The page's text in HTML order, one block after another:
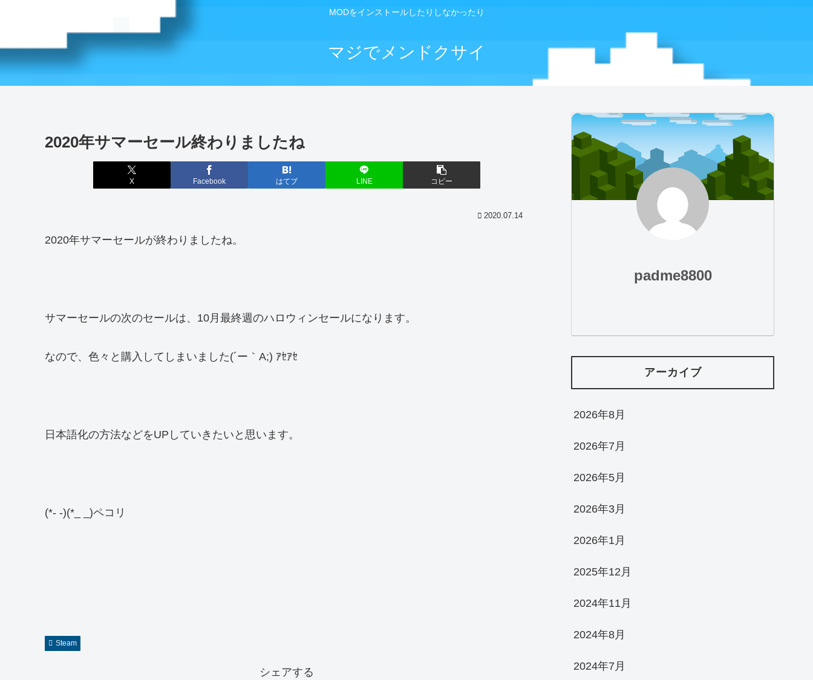
MODをインストールしたりしなかったり
マジでメンドクサイ
2020年サマーセール終わりましたね
X Facebook はてブ LINE コピー
2020.07.14
2020年サマーセールが終わりましたね。
サマーセールの次のセールは、10月最終週のハロウィンセールになります。
なので、色々と購入してしまいました(´ー｀A;) ｱｾｱｾ
日本語化の方法などをUPしていきたいと思います。
(*- -)(*_ _)ペコリ
Steam
シェアする
padme8800
アーカイブ
2026年8月
2026年7月
2026年5月
2026年3月
2026年1月
2025年12月
2024年11月
2024年8月
2024年7月